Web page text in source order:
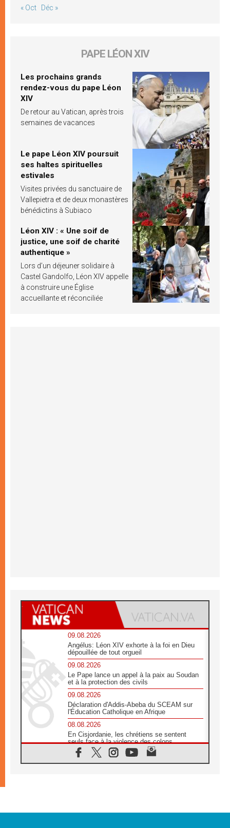
« Oct Déc »
PAPE LÉON XIV
Les prochains grands
rendez-vous du pape Léon
XIV
De retour au Vatican, après trois
semaines de vacances
Le pape Léon XIV poursuit
ses haltes spirituelles
estivales
Visites privées du sanctuaire de
Vallepietra et de deux monastères
bénédictins à Subiaco
Léon XIV : « Une soif de
justice, une soif de charité
authentique »
Lors d’un déjeuner solidaire à
Castel Gandolfo, Léon XIV appelle
à construire une Église
accueillante et réconciliée
09.08.2026
Angélus: Léon XIV exhorte à la foi en Dieu
dépouillée de tout orgueil
09.08.2026
Le Pape lance un appel à la paix au Soudan
et à la protection des civils
09.08.2026
Déclaration d'Addis-Abeba du SCEAM sur
l'Éducation Catholique en Afrique
08.08.2026
En Cisjordanie, les chrétiens se sentent
seuls face à la violence des colons
08.08.2026
Léon XIV au sanctuaire de Notre Dame du
08.08.2026